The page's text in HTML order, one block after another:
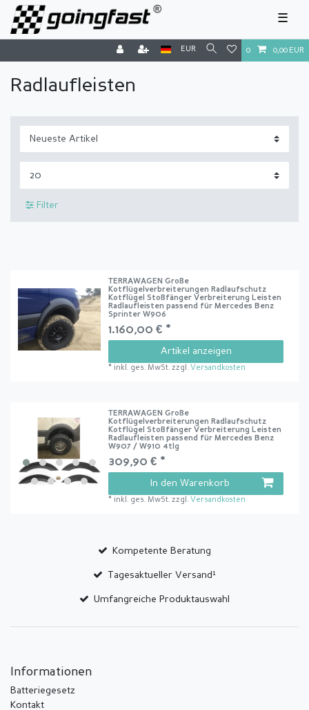
☰
EUR 0 0,00 EUR
Radlaufleisten
Filter
TERRAWAGEN Große
Kotflügelverbreiterungen Radlaufschutz
Kotflügel Stoßfänger Verbreiterung Leisten
Radlaufleisten passend für Mercedes Benz
Sprinter W906
1.160,00 € *
Artikel anzeigen
* inkl. ges. MwSt. zzgl. Versandkosten
TERRAWAGEN Große
Kotflügelverbreiterungen Radlaufschutz
Kotflügel Stoßfänger Verbreiterung Leisten
Radlaufleisten passend für Mercedes Benz
W907 / W910 4tlg
309,90 € *
In den Warenkorb
* inkl. ges. MwSt. zzgl. Versandkosten
Kompetente Beratung
Tagesaktueller Versand¹
Umfangreiche Produktauswahl
Informationen
Batteriegesetz
Kontakt